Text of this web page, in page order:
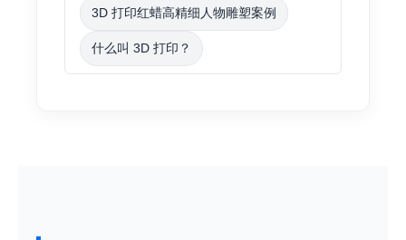
3D 打印红蜡高精细人物雕塑案例
什么叫 3D 打印？